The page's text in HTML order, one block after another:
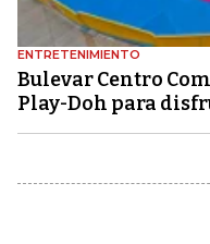
ENTRETENIMIENTO
Bulevar Centro
Play-Doh para